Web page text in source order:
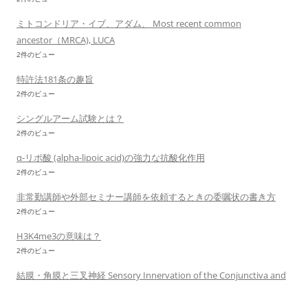
ミトコンドリア・イブ、アダム、 Most recent common
ancestor（MRCA), LUCA
2件のビュー
特許法181条の趣旨
2件のビュー
シングルアーム試験とは？
2件のビュー
α-リポ酸 (alpha-lipoic acid)の強力な抗酸化作用
2件のビュー
非常勤講師や外部セミナー講師を依頼するときの委嘱状の書き方
2件のビュー
H3K4me3の意味は？
2件のビュー
結膜・角膜と三叉神経 Sensory Innervation of the Conjunctiva and